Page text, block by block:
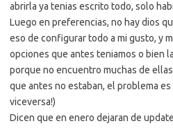
abrirla ya tenias escrito todo, solo
Luego en preferencias, no hay dios
eso de configurar todo a mi gusto, y
opciones que antes teniamos o bien
porque no encuentro muchas de
que antes no estaban, el problema es
viceversa!)
Dicen que en enero dejaran de